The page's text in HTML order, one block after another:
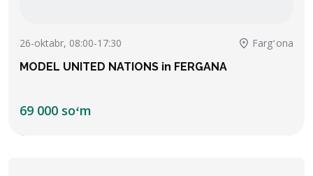
26-oktabr, 08:00-17:30
Fargʻona
MODEL UNITED NATIONS in FERGANA
69 000 soʻm